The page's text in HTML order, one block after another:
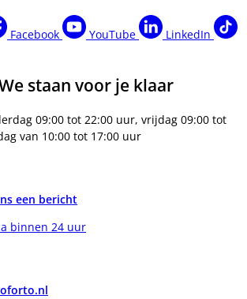
Facebook YouTube
LinkedIn
staan voor je klaar
09:00 tot 22:00 uur, vrijdag 09:00 tot
van 10:00 tot 17:00 uur
een bericht
binnen 24 uur